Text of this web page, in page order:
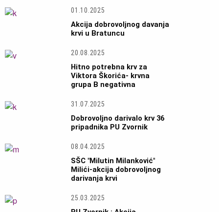
01.10.2025
Akcija dobrovoljnog davanja
krvi u Bratuncu
20.08.2025
Hitno potrebna krv za
Viktora Škorića- krvna
grupa B negativna
31.07.2025
Dobrovoljno darivalo krv 36
pripadnika PU Zvornik
08.04.2025
SŠC "Milutin Milanković"
Milići-akcija dobrovoljnog
darivanja krvi
25.03.2025